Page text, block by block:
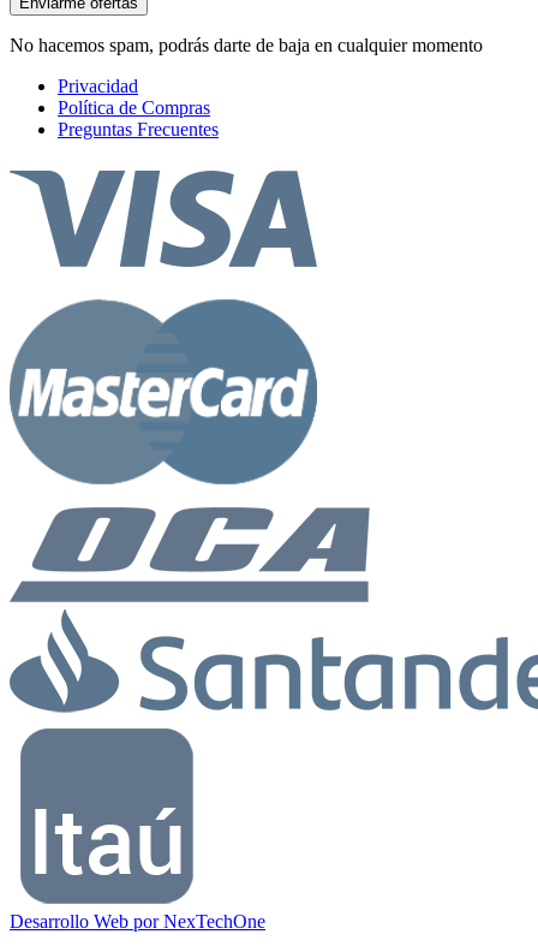
No hacemos spam, podrás darte de baja en cualquier momento
Privacidad
Política de Compras
Preguntas Frecuentes
Desarrollo Web porNexTechOne